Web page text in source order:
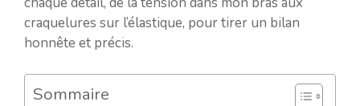
craquelures sur l’élastique, pour tirer un bilan
honnête et précis.
Sommaire